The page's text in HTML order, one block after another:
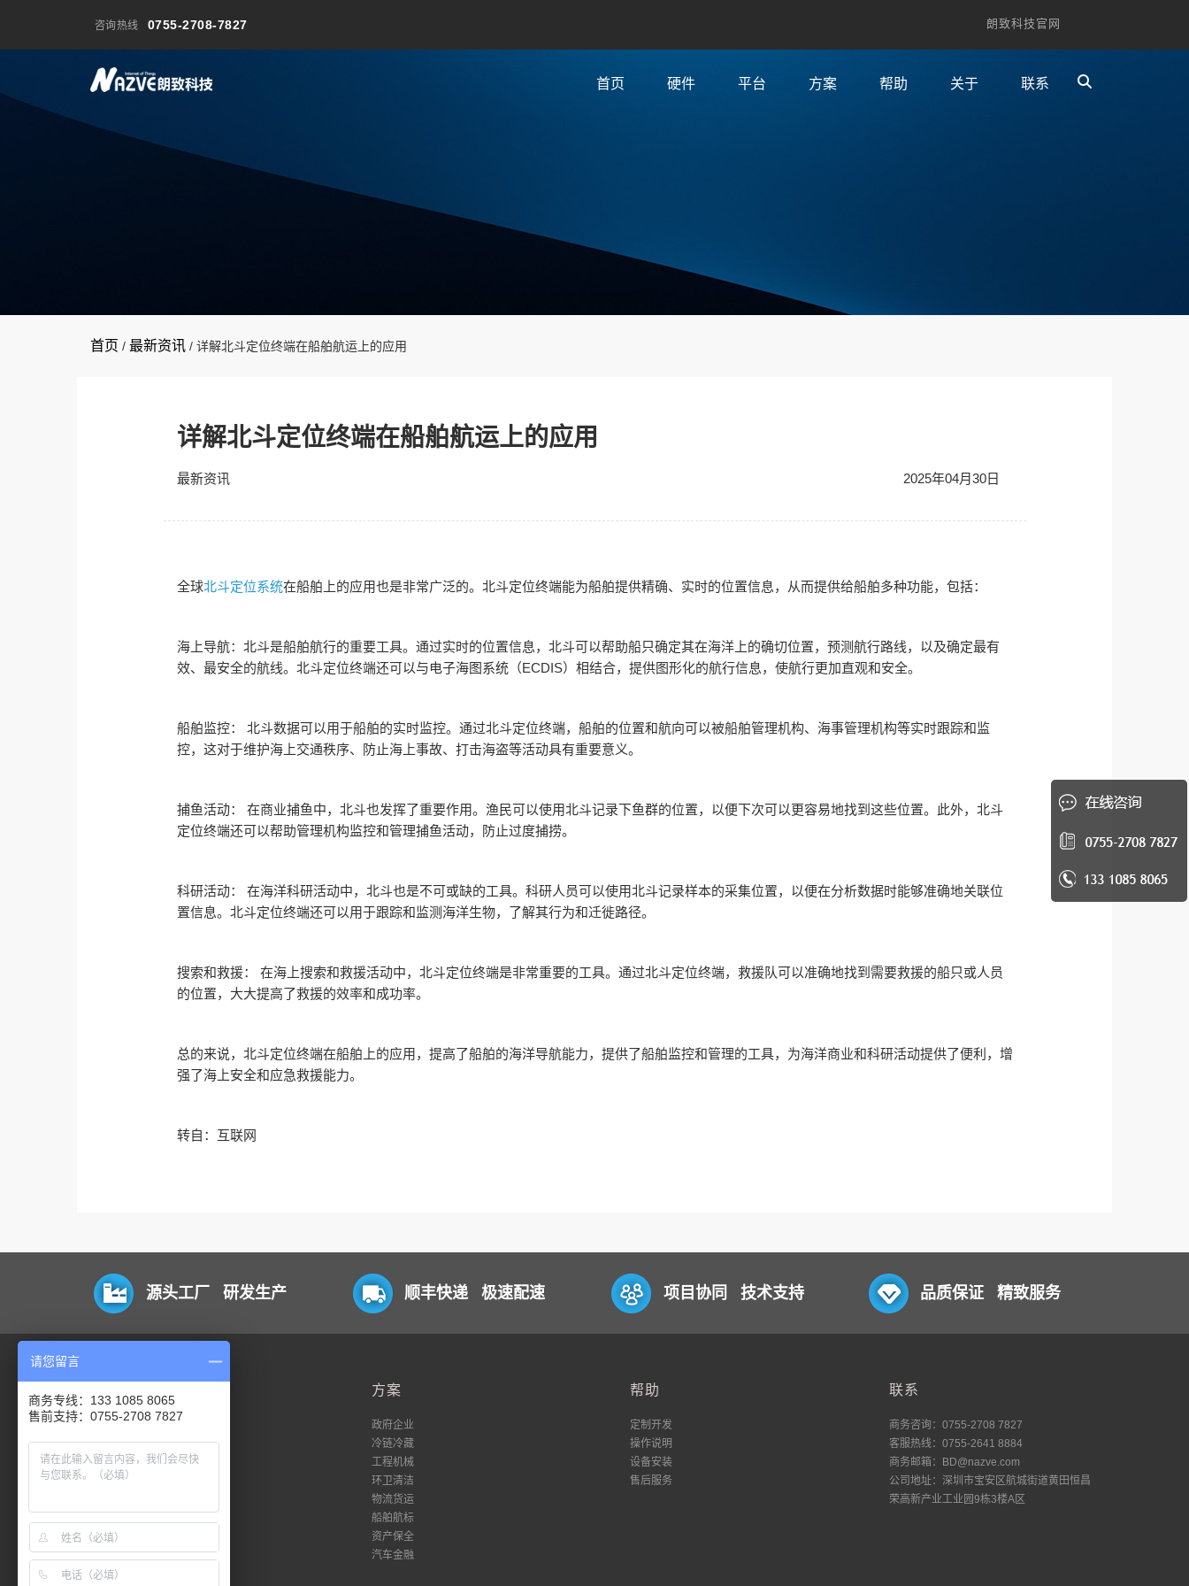
咨询热线 0755-2708-7827 朗致科技官网
首页 硬件 平台 方案 帮助 关于 联系
首页 / 最新资讯 / 详解北斗定位终端在船舶航运上的应用
详解北斗定位终端在船舶航运上的应用
最新资讯 2025年04月30日
全球北斗定位系统在船舶上的应用也是非常广泛的。北斗定位终端能为船舶提供精确、实时的位置信息，从而提供给船舶多种功能，包括：
海上导航：北斗是船舶航行的重要工具。通过实时的位置信息，北斗可以帮助船只确定其在海洋上的确切位置，预测航行路线，以及确定最有
效、最安全的航线。北斗定位终端还可以与电子海图系统（ECDIS）相结合，提供图形化的航行信息，使航行更加直观和安全。
船舶监控： 北斗数据可以用于船舶的实时监控。通过北斗定位终端，船舶的位置和航向可以被船舶管理机构、海事管理机构等实时跟踪和监
控，这对于维护海上交通秩序、防止海上事故、打击海盗等活动具有重要意义。
捕鱼活动： 在商业捕鱼中，北斗也发挥了重要作用。渔民可以使用北斗记录下鱼群的位置，以便下次可以更容易地找到这些位置。此外，北斗
定位终端还可以帮助管理机构监控和管理捕鱼活动，防止过度捕捞。
科研活动： 在海洋科研活动中，北斗也是不可或缺的工具。科研人员可以使用北斗记录样本的采集位置，以便在分析数据时能够准确地关联位
置信息。北斗定位终端还可以用于跟踪和监测海洋生物，了解其行为和迁徙路径。
搜索和救援： 在海上搜索和救援活动中，北斗定位终端是非常重要的工具。通过北斗定位终端，救援队可以准确地找到需要救援的船只或人员
的位置，大大提高了救援的效率和成功率。
总的来说，北斗定位终端在船舶上的应用，提高了船舶的海洋导航能力，提供了船舶监控和管理的工具，为海洋商业和科研活动提供了便利，增
强了海上安全和应急救援能力。
转自：互联网
源头工厂 研发生产 顺丰快递 极速配速 项目协同 技术支持 品质保证 精致服务
电脑端
移动端
数据流
私有化
方案
政府企业
冷链冷藏
工程机械
环卫清洁
物流货运
船舶航标
资产保全
汽车金融
帮助
定制开发
操作说明
设备安装
售后服务
联系
商务咨询：0755-2708 7827
客服热线：0755-2641 8884
商务邮箱：BD@nazve.com
公司地址：深圳市宝安区航城街道黄田恒昌
荣高新产业工业园9栋3楼A区
请您留言
商务专线：133 1085 8065
售前支持：0755-2708 7827